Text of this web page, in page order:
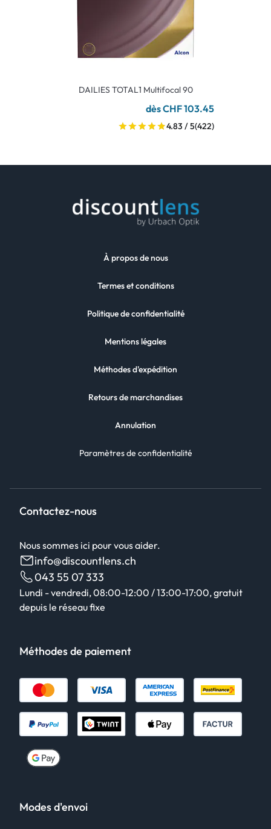
DAILIES TOTAL1 Multifocal 90
dès CHF 103.45
4.83 / 5(422)
À propos de nous
Termes et conditions
Politique de confidentialité
Mentions légales
Méthodes d'expédition
Retours de marchandises
Annulation
Paramètres de confidentialité
Contactez-nous
Nous sommes ici pour vous aider.
info@discountlens.ch
043 55 07 333
Lundi - vendredi, 08:00-12:00 / 13:00-17:00, gratuit
depuis le réseau fixe
Méthodes de paiement
Modes d'envoi